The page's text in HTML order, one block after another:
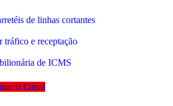
de linhas cortantes
tráfico e receptação
de ICMS
o Canal